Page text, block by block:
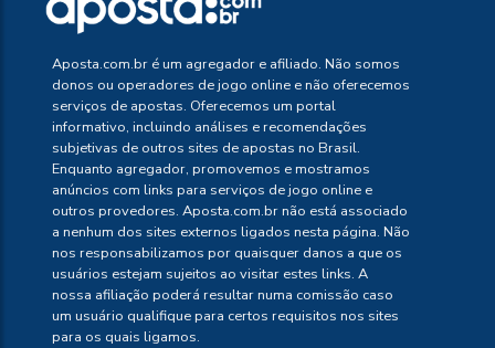
Aposta.com.br é um agregador e afiliado. Não somos
donos ou operadores de jogo online e não oferecemos
serviços de apostas. Oferecemos um portal
informativo, incluindo análises e recomendações
subjetivas de outros sites de apostas no Brasil.
Enquanto agregador, promovemos e mostramos
anúncios com links para serviços de jogo online e
outros provedores. Aposta.com.br não está associado
a nenhum dos sites externos ligados nesta página. Não
nos responsabilizamos por quaisquer danos a que os
usuários estejam sujeitos ao visitar estes links. A
nossa afiliação poderá resultar numa comissão caso
um usuário qualifique para certos requisitos nos sites
para os quais ligamos.